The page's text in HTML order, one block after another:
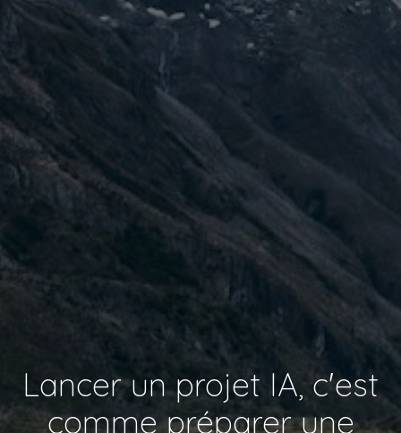
Lancer un projet IA, c'est
comme préparer une